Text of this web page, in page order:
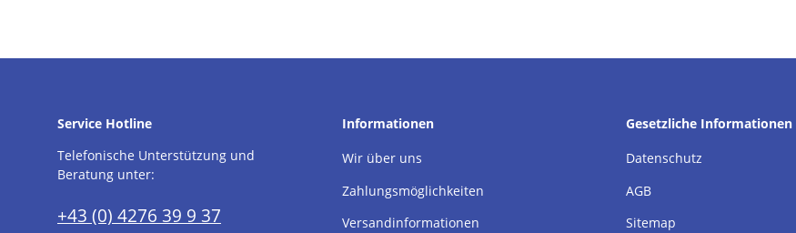
Service Hotline
Telefonische Unterstützung und
Beratung unter:
+43 (0) 4276 39 9 37
Informationen
Wir über uns
Zahlungsmöglichkeiten
Versandinformationen
Gesetzliche Informationen
Datenschutz
AGB
Sitemap